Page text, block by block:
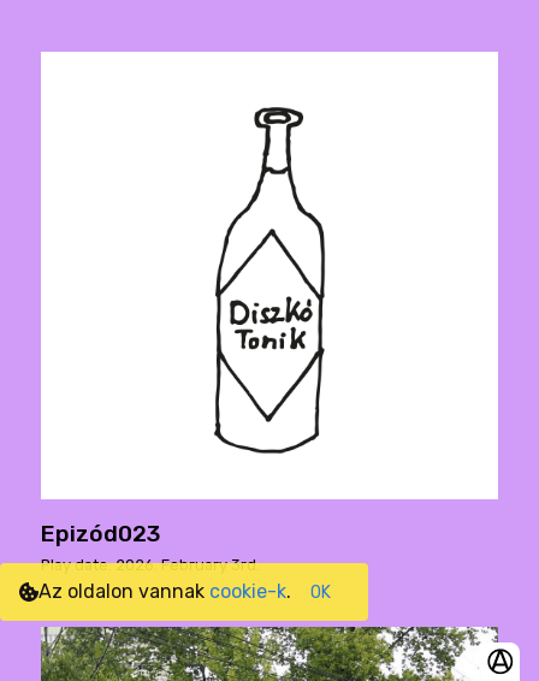
Epizód023
Play date: 2026. February 3rd.
Az oldalon vannak cookie-k. OK